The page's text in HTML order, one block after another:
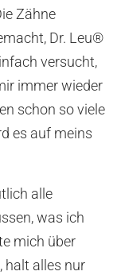
Zähne
Dr. Leu®
versucht,
immer wieder
schon so viele
es auf meins
alle
was ich
mich über
halt alles nur